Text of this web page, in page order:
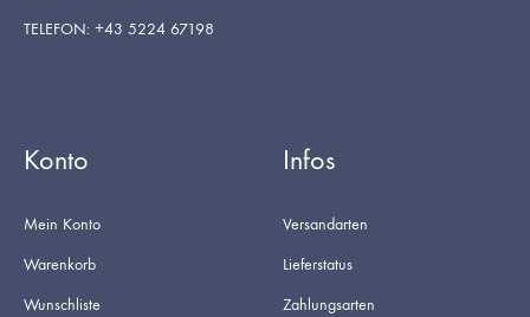
TELEFON: +43 5224 67198
Konto
Mein Konto
Warenkorb
Wunschliste
Infos
Versandarten
Lieferstatus
Zahlungsarten